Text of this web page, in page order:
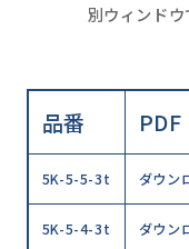
別ウィンド
品番 PDF
5K-5-5-3t ダウン
5K-5-4-3t ダウン